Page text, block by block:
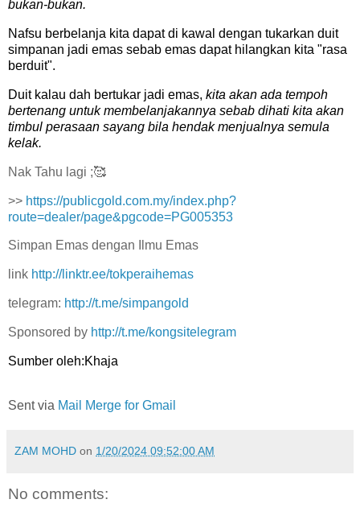
bukan-bukan.
Nafsu berbelanja kita dapat di kawal dengan tukarkan duit
simpanan jadi emas sebab emas dapat hilangkan kita "rasa
berduit".
Duit kalau dah bertukar jadi emas, kita akan ada tempoh
bertenang untuk membelanjakannya sebab dihati kita akan
timbul perasaan sayang bila hendak menjualnya semula
kelak.
Nak Tahu lagi ;🥰
>> https://publicgold.com.my/index.php?
route=dealer/page&pgcode=PG005353
Simpan Emas dengan Ilmu Emas
link http://linktr.ee/tokperaihemas
telegram: http://t.me/simpangold
Sponsored by http://t.me/kongsitelegram
Sumber oleh:Khaja
Sent via Mail Merge for Gmail
ZAM MOHD on 1/20/2024 09:52:00 AM
No comments: